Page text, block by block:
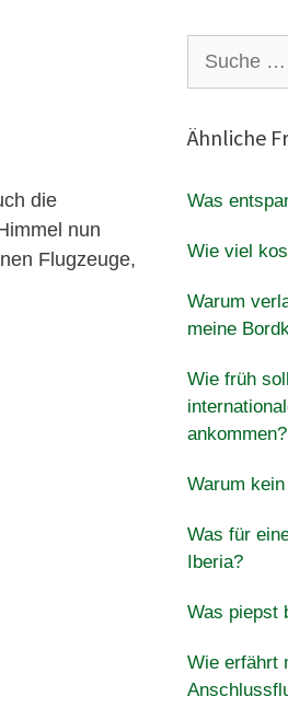
die
nun
Flugzeuge,
nach:
Ähnliche
Was
Wie viel
Warum
meine
Wie früh
ankommen?
Warum
Was für
Iberia?
Was piepst
Wie erfährt